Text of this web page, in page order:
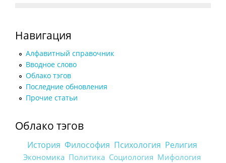
Навигация
Алфавитный справочник
Вводное слово
Облако тэгов
Последние обновления
Прочие статьи
Облако тэгов
История Философия Психология Религия
Экономика Политика Социология Мифология